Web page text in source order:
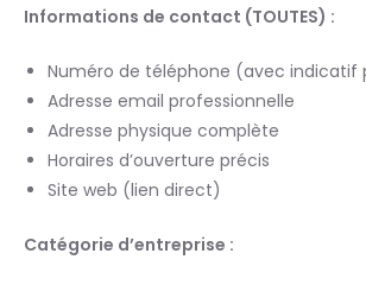
Informations de contact (TOUTES) :
Numéro de téléphone (avec indicatif
Adresse email professionnelle
Adresse physique complète
Horaires d’ouverture précis
Site web (lien direct)
Catégorie d’entreprise :